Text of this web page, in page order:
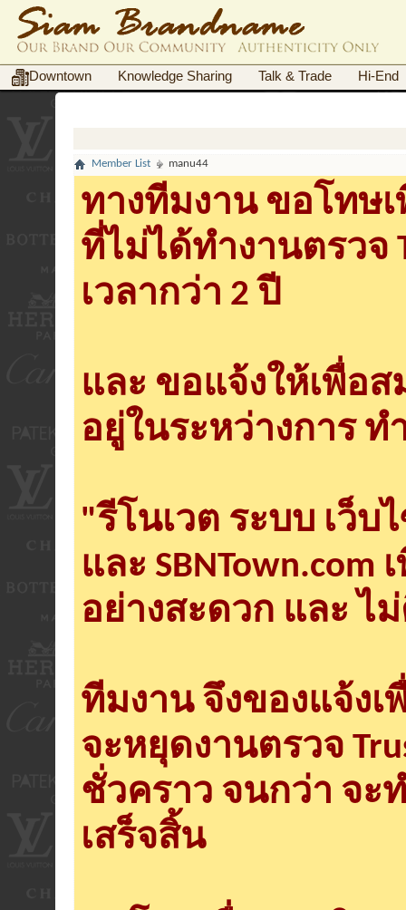
Downtown Knowledge Sharing Talk & Trade Hi-End
Member List manu44
ทางทีมงาน ขอโทษ
ที่ไม่ได้ทำงานตรวจ
เวลากว่า 2 ปี
และ ขอแจ้งให้เพื่อ
อยู่ในระหว่างการ ท
"รีโนเวต ระบบ เว็บ
และ
อย่างสะดวก และ ไ
ทีมงาน จึงของแจ้ง
จะหยุดงานตรวจ
ชั่วคราว จนกว่า จะ
เสร็จสิ้น